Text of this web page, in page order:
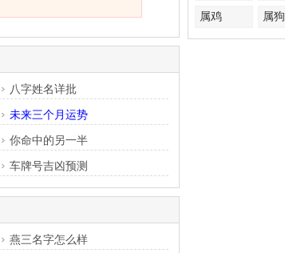
八字姓名详批
未来三个月运势
你命中的另一半
车牌号吉凶预测
燕三名字怎么样
属鸡 属狗